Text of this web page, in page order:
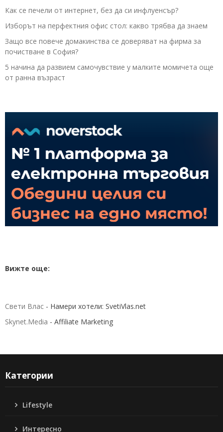
Как се печели от интернет, без да си инфлуенсър?
Изборът на перфектния офис стол: какво трябва да знаем
Защо все повече домакинства се доверяват на фирма за
почистване в София?
5 начина да развием самочувствие у малките момичета още
от ранна възраст
Вижте още:
Свети Влас - Намери хотели: SvetiVlas.net
Skynet.Media - Affiliate Marketing
Категории
Lifestyle
Интересно